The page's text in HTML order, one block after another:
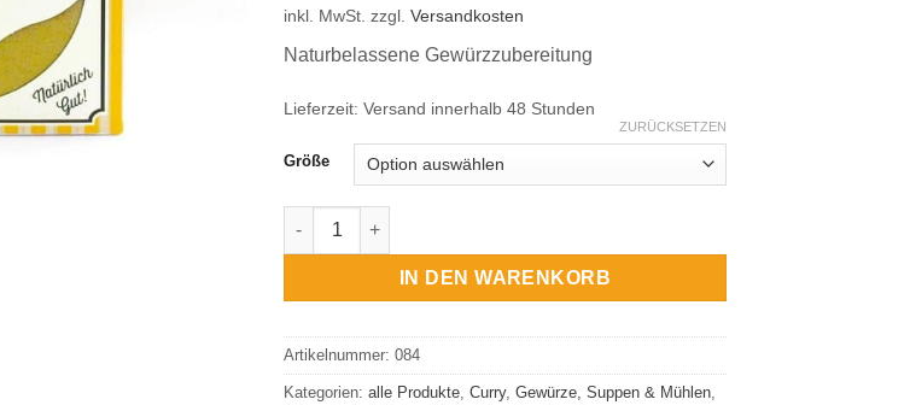
inkl. MwSt. zzgl. Versandkosten
Naturbelassene Gewürzzubereitung
Lieferzeit: Versand innerhalb 48 Stunden
Größe
ZURÜCKSETZEN
Curry Indisch, naturbelassene Gewürzzubereitung Menge
IN DEN WARENKORB
Artikelnummer: 084
Kategorien: alle Produkte Curry, Gewürze, Suppen & Mühlen